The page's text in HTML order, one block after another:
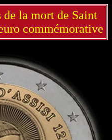
la mort de Saint
commémorative